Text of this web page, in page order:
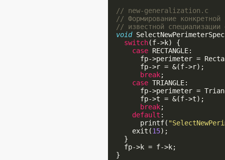
// new-generalization.c
// Формирование конкретной
// известной
void
switch(f->k) {
case RECTANGLE:
fp->perimeter =
        fp->r = &(f->r);
break;
case TRIANGLE:
fp->perimeter =
        fp->t = &(f->t);
break;
default :
        printf(
      exit(
15);
    }
    fp->k = f->k;
  }